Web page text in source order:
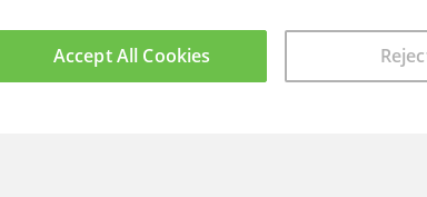
Accept All Cookies